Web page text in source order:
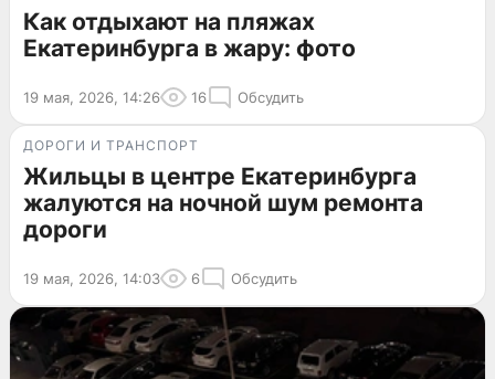
Как отдыхают на пляжах
Екатеринбурга в жару: фото
19 мая, 2026, 14:26 16 Обсудить
ДОРОГИ И ТРАНСПОРТ
Жильцы в центре Екатеринбурга
жалуются на ночной шум ремонта
дороги
19 мая, 2026, 14:03 6 Обсудить